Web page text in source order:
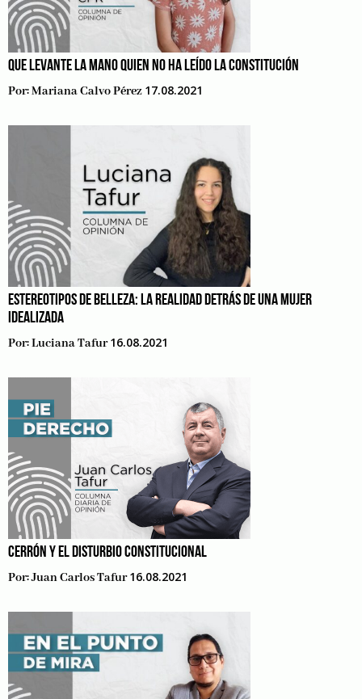
QUE LEVANTE LA MANO QUIEN NO HA LEÍDO LA CONSTITUCIÓN
Por:Mariana Calvo Pérez 17.08.2021
ESTEREOTIPOS DE BELLEZA: LA REALIDAD DETRÁS DE UNA MUJER
IDEALIZADA
Por:Luciana Tafur 16.08.2021
CERRÓN Y EL DISTURBIO CONSTITUCIONAL
Por:Juan Carlos Tafur 16.08.2021